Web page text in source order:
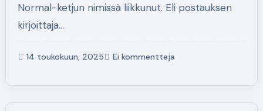
Normal-ketjun nimissä liikkunut. Eli postauksen
kirjoittaja…
14 toukokuun, 2025 Ei kommentteja